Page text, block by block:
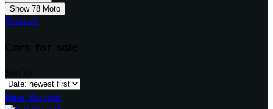
Show 78 Moto
Reset all
New Arrival